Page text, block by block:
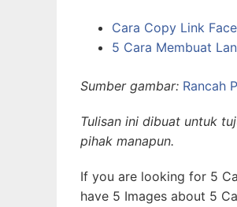
Cara Copy Link
5 Cara Membuat
Sumber gambar: Rancah
Tulisan ini dibuat untuk
pihak manapun.
If you are looking for 5
have 5 Images about 5